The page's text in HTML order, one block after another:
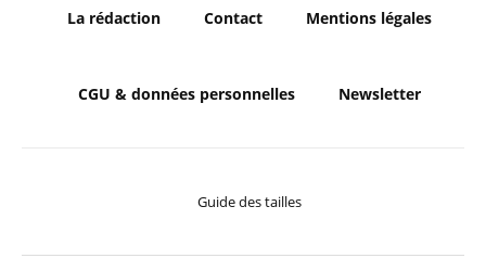
La rédaction Contact Mentions légales
CGU & données personnelles Newsletter
Guide des tailles